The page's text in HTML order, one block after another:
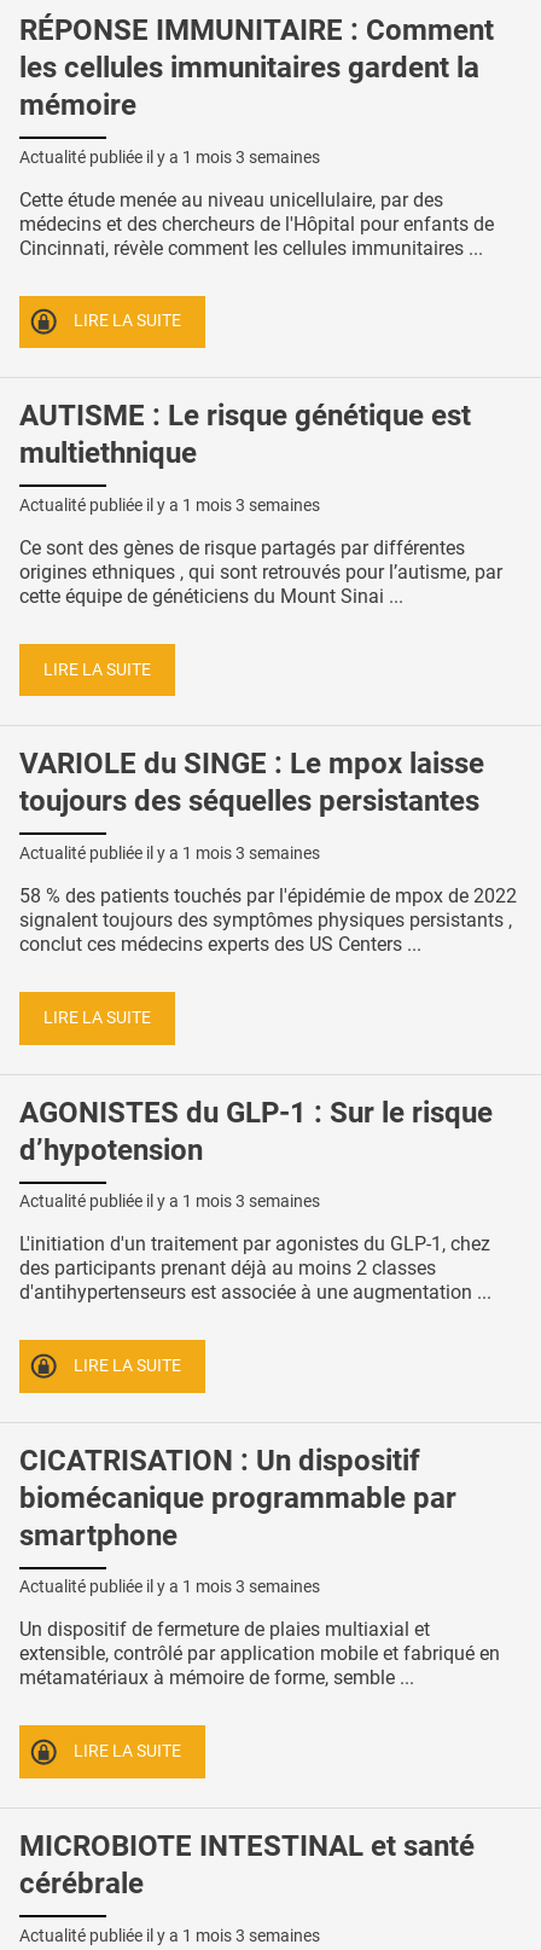
RÉPONSE IMMUNITAIRE : Comment
les cellules immunitaires gardent la
mémoire
Actualité publiée il y a 1 mois 3 semaines
Cette étude menée au niveau unicellulaire, par des
médecins et des chercheurs de l'Hôpital pour enfants de
Cincinnati, révèle comment les cellules immunitaires ...
LIRE LA SUITE
AUTISME : Le risque génétique est
multiethnique
Actualité publiée il y a 1 mois 3 semaines
Ce sont des gènes de risque partagés par différentes
origines ethniques , qui sont retrouvés pour l’autisme, par
cette équipe de généticiens du Mount Sinai ...
LIRE LA SUITE
VARIOLE du SINGE : Le mpox laisse
toujours des séquelles persistantes
Actualité publiée il y a 1 mois 3 semaines
58 % des patients touchés par l'épidémie de mpox de 2022
signalent toujours des symptômes physiques persistants ,
conclut ces médecins experts des US Centers ...
LIRE LA SUITE
AGONISTES du GLP-1 : Sur le risque
d’hypotension
Actualité publiée il y a 1 mois 3 semaines
L'initiation d'un traitement par agonistes du GLP-1, chez
des participants prenant déjà au moins 2 classes
d'antihypertenseurs est associée à une augmentation ...
LIRE LA SUITE
CICATRISATION : Un dispositif
biomécanique programmable par
smartphone
Actualité publiée il y a 1 mois 3 semaines
Un dispositif de fermeture de plaies multiaxial et
extensible, contrôlé par application mobile et fabriqué en
métamatériaux à mémoire de forme, semble ...
LIRE LA SUITE
MICROBIOTE INTESTINAL et santé
cérébrale
Actualité publiée il y a 1 mois 3 semaines